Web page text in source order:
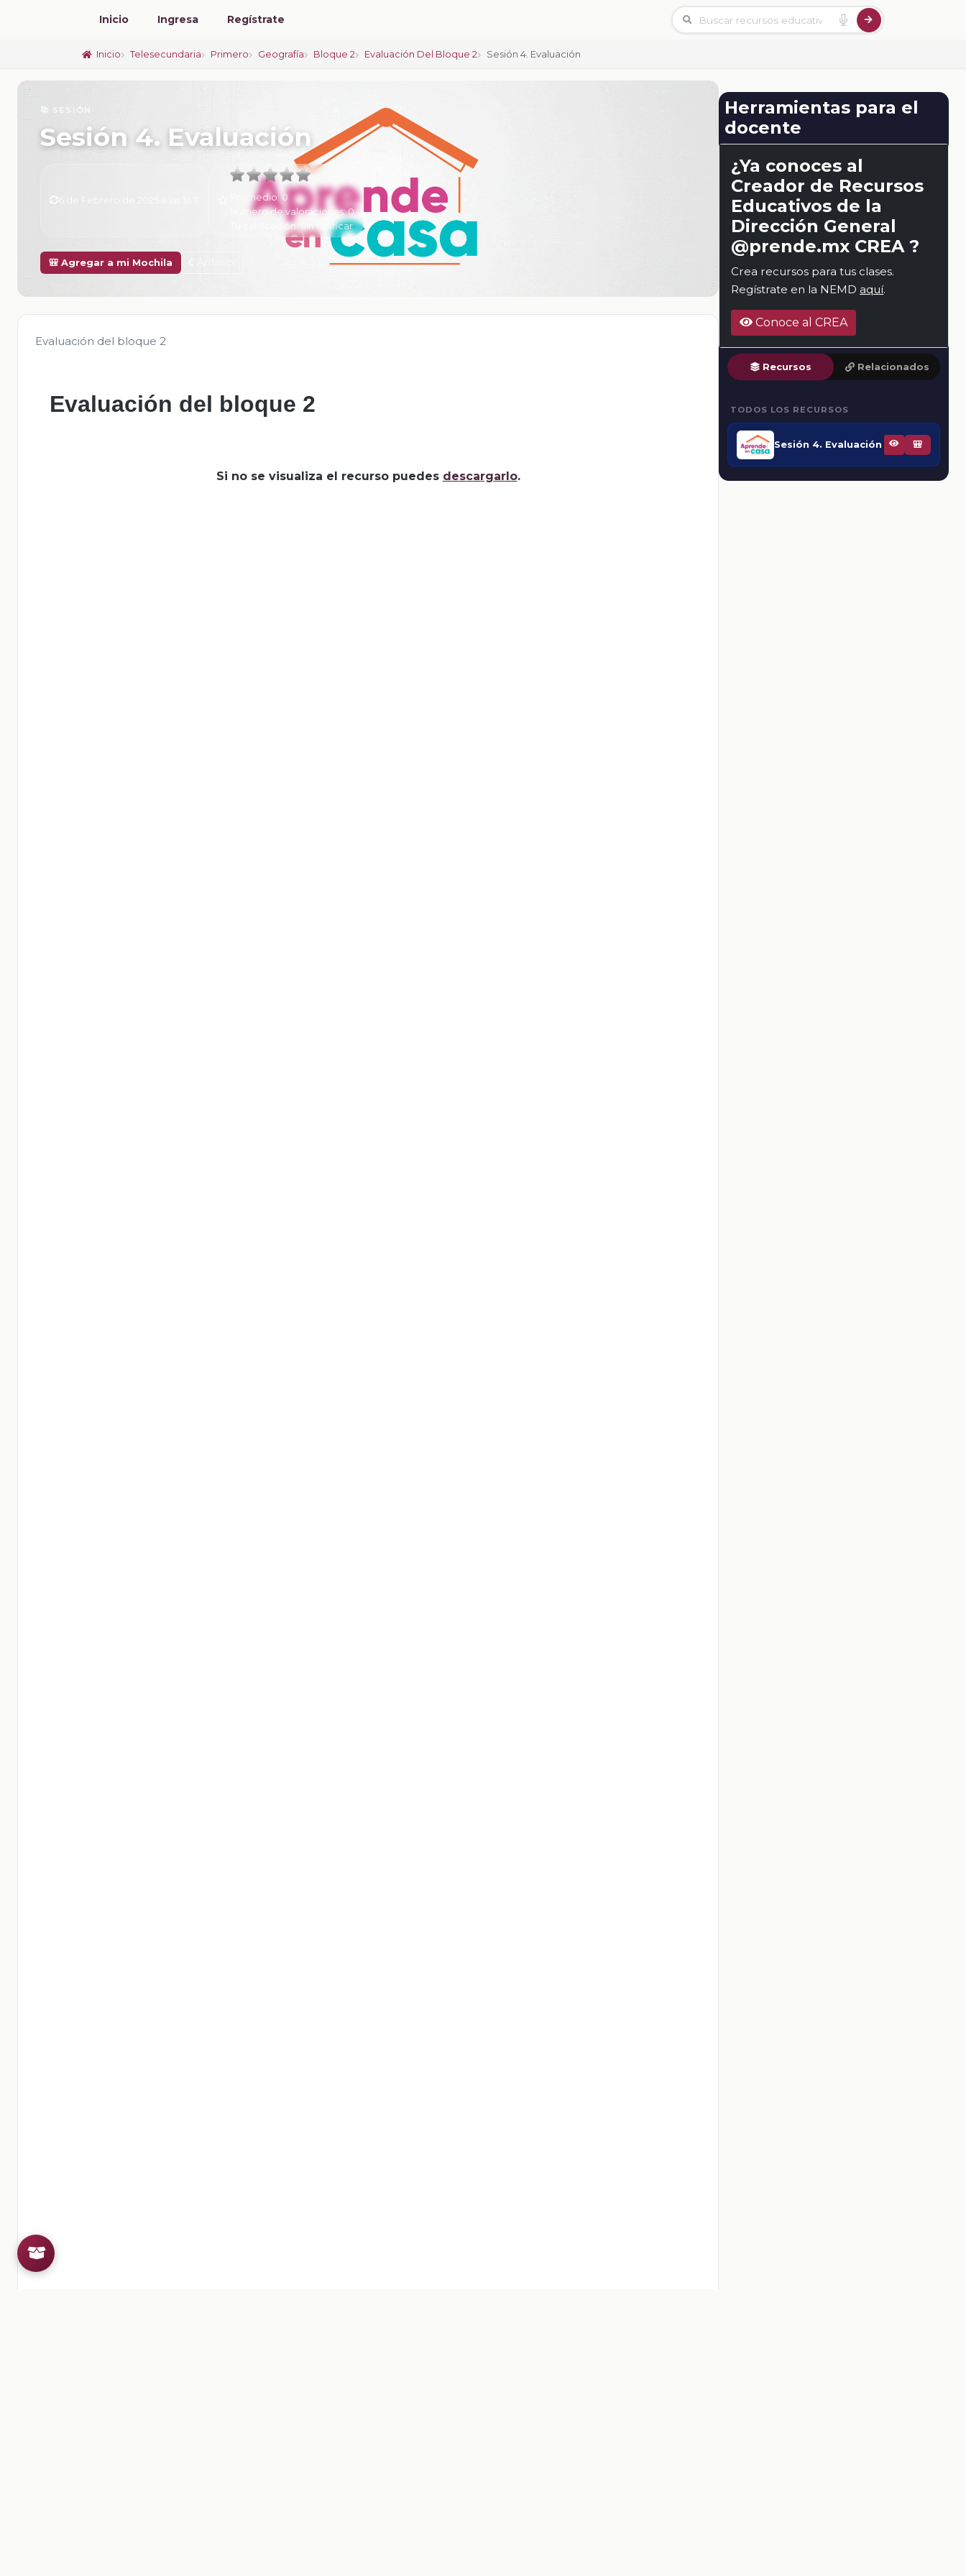
Inicio Ingresa Regístrate
Inicio Telesecundaria Primero Geografía Bloque 2 Evaluación Del Bloque 2 Sesión 4. Evaluación
📚 SESIÓN
Sesión 4. Evaluación
Promedio:0
Número de valoraciones:0
Tu calificación:Sin calificar
🎒 Agregar a mi Mochila
Evaluación del bloque 2
Evaluación del bloque 2
Si no se visualiza el recurso puedes descargarlo.
Herramientas para el
docente
¿Ya conoces al
Creador de Recursos
Educativos de la
Dirección General
@prende.mx CREA ?
Crea recursos para tus clases.
Regístrate en la NEMD aquí.
Conoce al CREA
Recursos Relacionados
TODOS LOS RECURSOS
Sesión 4. Evaluación 🎒